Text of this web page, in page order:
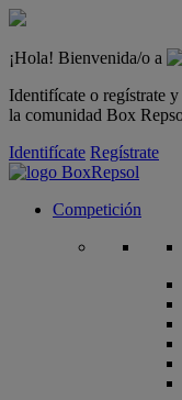
¡Hola! Bienvenida/o a
Identifícate o regístrate
la comunidad Box
Identifícate Regístrate
Competición